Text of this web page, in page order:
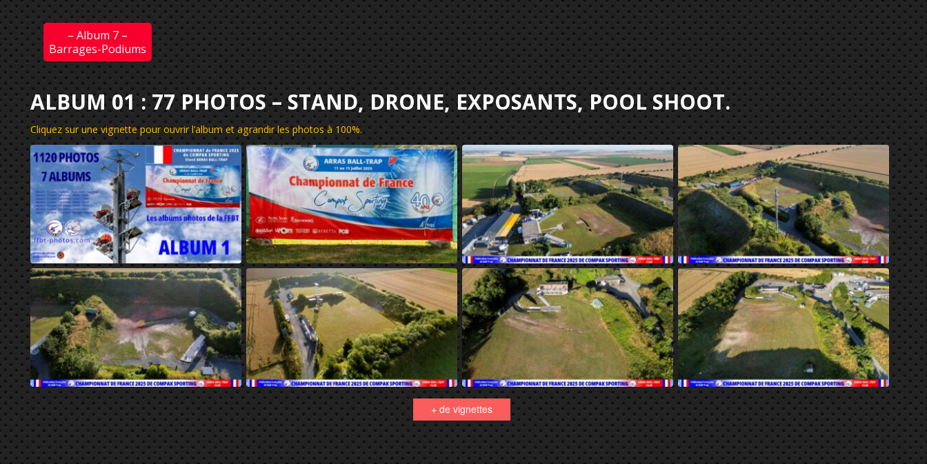
– Album 7 –
Barrages-Podiums
ALBUM 01 : 77 PHOTOS – STAND, DRONE, EXPOSANTS, POOL SHOOT.
Cliquez sur une vignette pour ouvrir l’album et agrandir les photos à 100%.
+ de vignettes